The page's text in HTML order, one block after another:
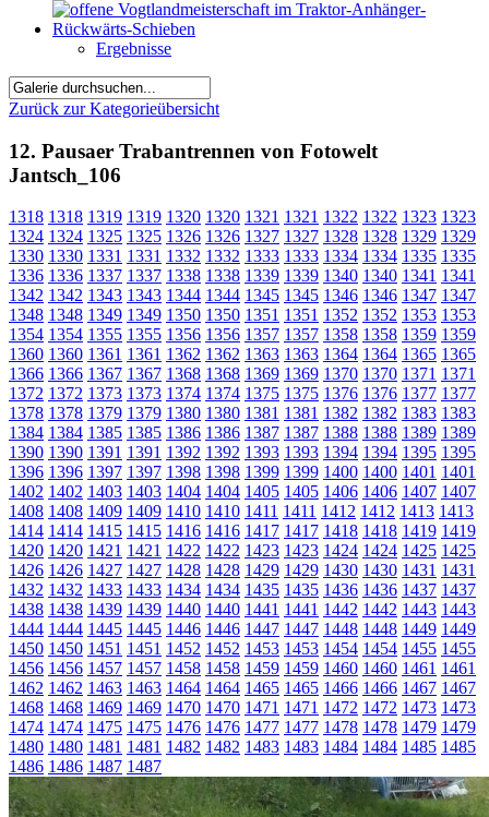
Ergebnisse
Zurück zur Kategorieübersicht
12. Pausaer Trabantrennen von Fotowelt
Jantsch_106
1318 1318 1319 1319 1320 1320 1321 1321 1322 1322 1323 1323
1324 1324 1325 1325 1326 1326 1327 1327 1328 1328 1329 1329
1330 1330 1331 1331 1332 1332 1333 1333 1334 1334 1335 1335
1336 1336 1337 1337 1338 1338 1339 1339 1340 1340 1341 1341
1342 1342 1343 1343 1344 1344 1345 1345 1346 1346 1347 1347
1348 1348 1349 1349 1350 1350 1351 1351 1352 1352 1353 1353
1354 1354 1355 1355 1356 1356 1357 1357 1358 1358 1359 1359
1360 1360 1361 1361 1362 1362 1363 1363 1364 1364 1365 1365
1366 1366 1367 1367 1368 1368 1369 1369 1370 1370 1371 1371
1372 1372 1373 1373 1374 1374 1375 1375 1376 1376 1377 1377
1378 1378 1379 1379 1380 1380 1381 1381 1382 1382 1383 1383
1384 1384 1385 1385 1386 1386 1387 1387 1388 1388 1389 1389
1390 1390 1391 1391 1392 1392 1393 1393 1394 1394 1395 1395
1396 1396 1397 1397 1398 1398 1399 1399 1400 1400 1401 1401
1402 1402 1403 1403 1404 1404 1405 1405 1406 1406 1407 1407
1408 1408 1409 1409 1410 1410 1411 1411 1412 1412 1413 1413
1414 1414 1415 1415 1416 1416 1417 1417 1418 1418 1419 1419
1420 1420 1421 1421 1422 1422 1423 1423 1424 1424 1425 1425
1426 1426 1427 1427 1428 1428 1429 1429 1430 1430 1431 1431
1432 1432 1433 1433 1434 1434 1435 1435 1436 1436 1437 1437
1438 1438 1439 1439 1440 1440 1441 1441 1442 1442 1443 1443
1444 1444 1445 1445 1446 1446 1447 1447 1448 1448 1449 1449
1450 1450 1451 1451 1452 1452 1453 1453 1454 1454 1455 1455
1456 1456 1457 1457 1458 1458 1459 1459 1460 1460 1461 1461
1462 1462 1463 1463 1464 1464 1465 1465 1466 1466 1467 1467
1468 1468 1469 1469 1470 1470 1471 1471 1472 1472 1473 1473
1474 1474 1475 1475 1476 1476 1477 1477 1478 1478 1479 1479
1480 1480 1481 1481 1482 1482 1483 1483 1484 1484 1485 1485
1486 1486 1487 1487